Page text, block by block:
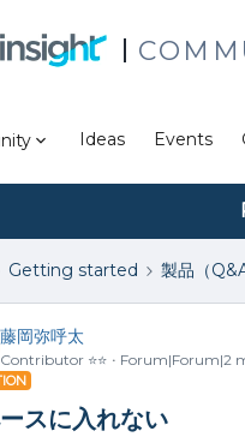
Ideas Events
Getting started 製品（
藤岡弥呼太
Contributor ⭐️⭐️ Forum|Forum|2
スに入れない